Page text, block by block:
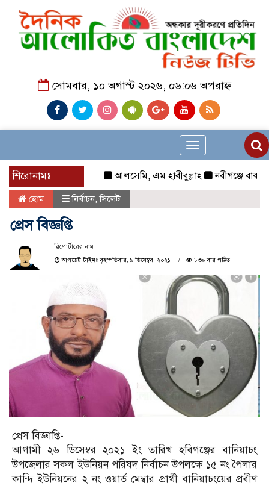
সোমবার, ১০ অগাস্ট ২০২৬, ০৬:০৬ অপরাহ্ন
Toggle
navigation
শিরোনামঃ আলসেমি, এম হাবীবুল্লাহ নবীগঞ্জে
হোম নির্বাচন,সিলেট
প্রেস বিজ্ঞপ্তি
রিপোর্টারের নাম
আপডেট টাইমঃ বৃহস্পতিবার, ৯ ডিসেম্বর, ২০২১
৮৩৯ বার পঠিত
প্রেস বিজ্ঞাপ্তি-
আগামী ২৬ ডিসেম্বর ২০২১ ইং তারিখ হবিগঞ্জের বানিয়াচং
উপজেলার সকল ইউনিয়ন পরিষদ নির্বাচন উপলক্ষে ১৫ নং পৈলার
কান্দি ইউনিয়নের ২ নং ওয়ার্ড মেম্বার প্রার্থী বানিয়াচংয়ের প্রবীণ